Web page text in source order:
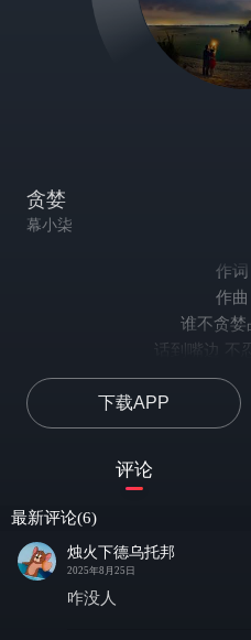
贪婪
幕小柒
作
作
谁不贪婪
话到嘴边 不
所有期盼
小心寻觅你
不能开口
lady 你的
下载APP
评论
最新评论(6)
烛火下德乌托邦
2025年8月25日
咋没人